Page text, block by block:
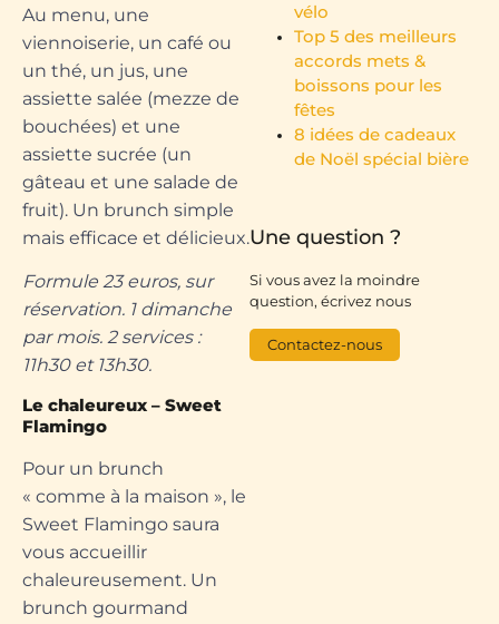
Au menu, une
viennoiserie, un café ou
un thé, un jus, une
assiette salée (mezze de
bouchées) et une
assiette sucrée (un
gâteau et une salade de
fruit). Un brunch simple
mais efficace et délicieux.
Formule 23 euros, sur
réservation. 1 dimanche
par mois. 2 services :
11h30 et 13h30.
Le chaleureux – Sweet
Flamingo
Pour un brunch
« comme à la maison », le
Sweet Flamingo saura
vous accueillir
chaleureusement. Un
brunch gourmand
vélo
Top 5 des meilleurs
accords mets &
boissons pour les
fêtes
8 idées de cadeaux
de Noël spécial bière
Une question ?
Si vous avez la moindre
question, écrivez nous
Contactez-nous